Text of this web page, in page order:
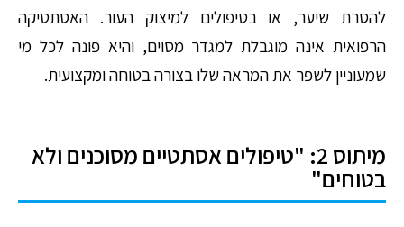
להסרת שיער, או בטיפולים למיצוק העור. האסתטיקה
הרפואית אינה מוגבלת למגדר מסוים, והיא פונה לכל מי
שמעוניין לשפר את המראה שלו בצורה בטוחה ומקצועית.
מיתוס 2: "טיפולים אסתטיים מסוכנים ולא
בטוחים"